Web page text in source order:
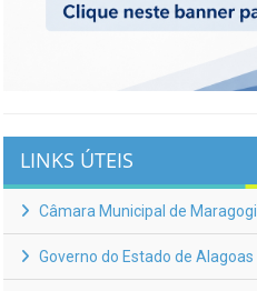
LINKS ÚTEIS
Câmara Municipal de Maragogi
Governo do Estado de Alagoas